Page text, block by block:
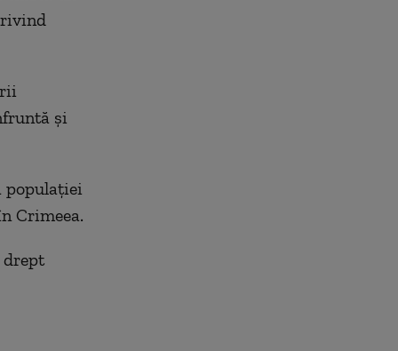
şi
populaţiei
Crimeea.